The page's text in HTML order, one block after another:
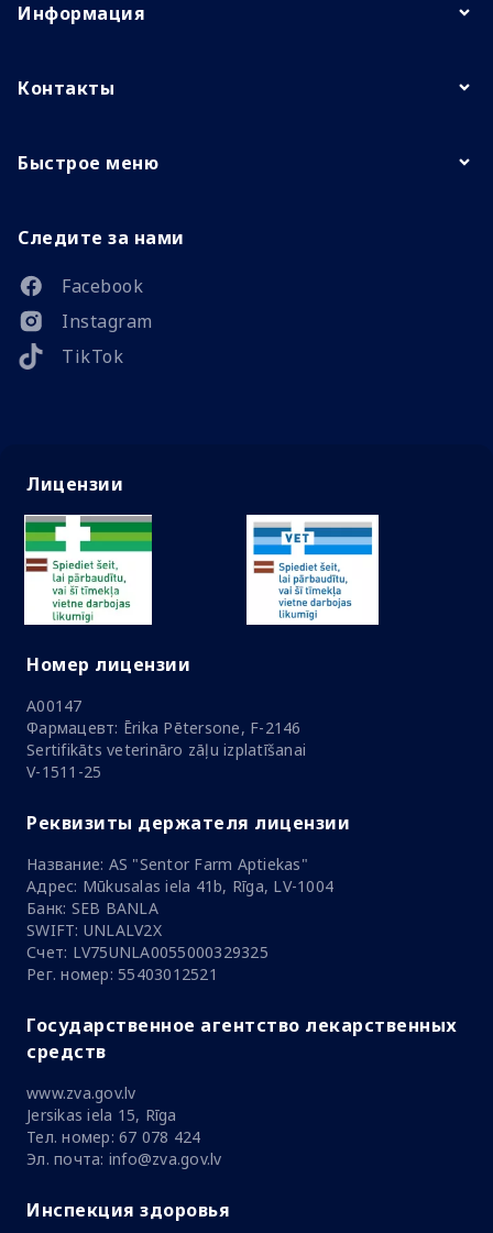
Информация
Контакты
Быстрое меню
Следите за нами
Facebook
Instagram
TikTok
Лицензии
Номер лицензии
A00147
Фармацевт: Ērika Pētersone, F-2146
Sertifikāts veterināro zāļu izplatīšanai
V-1511-25
Реквизиты держателя лицензии
Название: AS "Sentor Farm Aptiekas"
Адрес: Mūkusalas iela 41b, Rīga, LV-1004
Банк: SEB BANLA
SWIFT: UNLALV2X
Счет: LV75UNLA0055000329325
Рег. номер: 55403012521
Государственное агентство лекарственных
средств
www.zva.gov.lv
Jersikas iela 15, Rīga
Тел. номер: 67 078 424
Эл. почта: info@zva.gov.lv
Инспекция здоровья